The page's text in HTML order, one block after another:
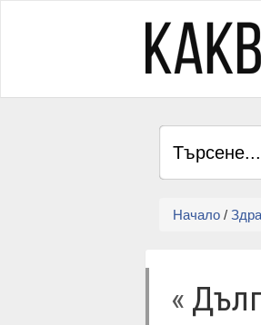
Начало /
«